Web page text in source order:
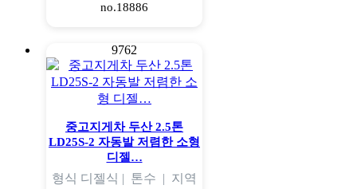
no.18886
9762
중고지게차 두산 2.5톤
LD25S-2 자동발 저렴한 소형
디젤…
형식 디젤식 | 톤수 | 지역